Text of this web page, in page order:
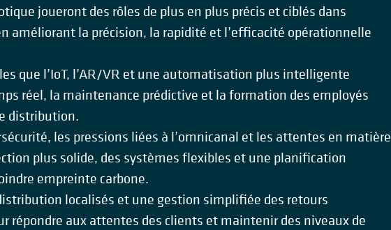
joueront des rôles de plus en plus précis et ciblés dans
améliorant la précision, la rapidité et l’efficacité opérationnelle
que l’IoT, l’AR/VR et une automatisation plus intelligente
réel, la maintenance prédictive et la formation des employés
distribution.
les pressions liées à l’omnicanal et les attentes en matière
plus solide, des systèmes flexibles et une planification
empreinte carbone.
localisés et une gestion simplifiée des retours
répondre aux attentes des clients et maintenir des niveaux de